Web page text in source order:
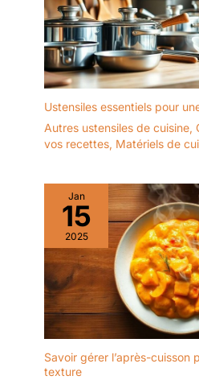
Ustensiles essentiels pour
Autres ustensiles de cuisine,
vos recettes, Matériels de
Jan
15
2025
Savoir gérer l’après-cuisson
texture